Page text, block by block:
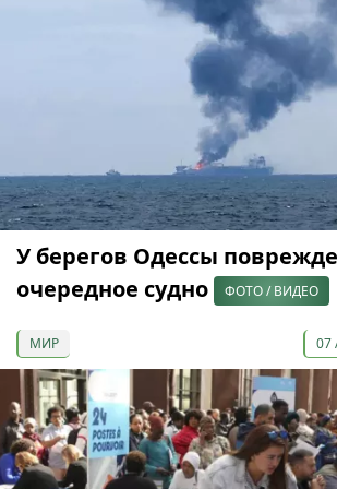
У берегов Одессы
очередное судно
ФОТО / ВИДЕО
МИР 07